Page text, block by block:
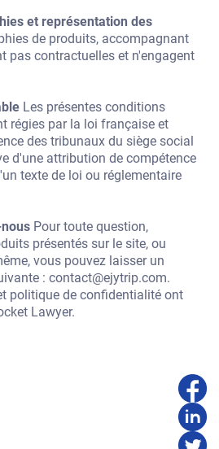
et représentation des
de produits, accompagnant
pas contractuelles et n'engagent
Les présentes conditions
régies par la loi française et
des tribunaux du siège social
d'une attribution de compétence
texte de loi ou réglementaire
Pour toute question,
présentés sur le site, ou
vous pouvez laisser un
: contact@ejytrip.com.
politique de confidentialité ont
Lawyer.